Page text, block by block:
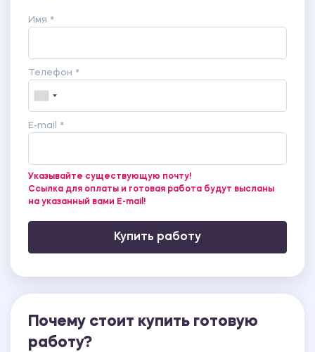
Имя *
Телефон *
E-mail *
Указывайте существующую почту!
Ссылка для оплаты и готовая работа будут высланы
на указанный вами E-mail!
Купить работу
Почему стоит купить готовую
работу?